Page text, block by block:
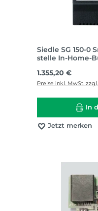
Siedle SG 150-0
stelle In-Home-
Regulärer Preis:
1.355,20 €
Preise inkl. MwSt.
In
Jetzt merken